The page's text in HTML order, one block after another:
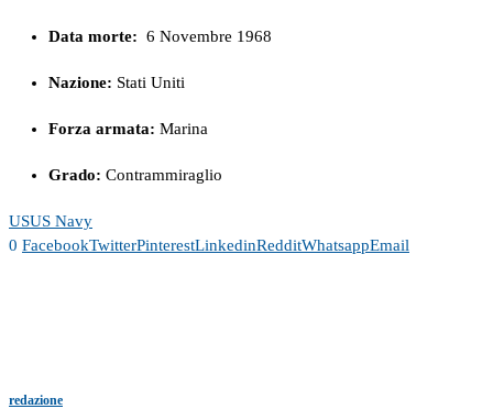
Data morte: 6 Novembre 1968
Nazione: Stati Uniti
Forza armata: Marina
Grado: Contrammiraglio
USUS Navy
0 FacebookTwitterPinterestLinkedinRedditWhatsappEmail
redazione